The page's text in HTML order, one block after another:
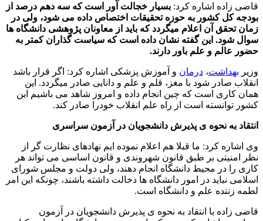
قاضی زاده اشاره كرد: بسیار خجالت آور است كه سه دهم درصد از
بودجه كل كشور به حوزه تحقیقات اختصاص داده می شود، ولی در
زمان تحقق آن اعلام میگردد كه باید از معاونان پژوهشی دانشگاه ها
سوال شود. این گفته نشان داده است كه سیاست گذاران كمتر به
حضور عالم و علم باور دارند.
وزیر بهداشت، درمان و آموزش پزشكی اشاره كرد: اگر قرار باشد
انقلاب صادر شود با مغز، قلم و علم و دانایی صادر میگردد. این
همان كاری است كه چین انجام داده و امروز شاهد می باشیم این
كشور توانسته است از راه علم انقلاب خودرا صادر كند.
انتقاد به نحوه ی پذیرش دانشجویان در آزمون سراسری
وی اشاره كرد: ما قبلا هم اعلام نموده ایم نهادهای نظارت گر از
نظر امنیتی بر طبق قانون شهروندی و قانون اساسی می تواند هر
كاری را در محیط دانشگاه انجام دهند، ولی دولت و مجلس شورای
اسلامی نباید در امور دانشگاه ها دخالت داشته باشند، چونكه این امر
لطمه زننده علم و دانشگاه است.
قاضی زاده با انتقاد به نحوه ی پذیرش دانشجویان در آزمون